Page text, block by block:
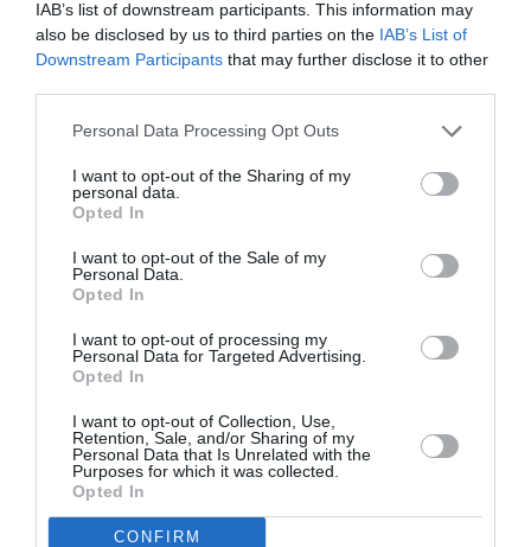
IAB’s list of downstream participants. This information may
also be disclosed by us to third parties on the IAB’s List of
Downstream Participants that may further disclose it to other
Personal Data Processing Opt Outs
I want to opt-out of the Sharing of my
personal data.
Opted In
I want to opt-out of the Sale of my
Personal Data.
Opted In
I want to opt-out of processing my
Personal Data for Targeted Advertising.
Opted In
I want to opt-out of Collection, Use,
Retention, Sale, and/or Sharing of my
Personal Data that Is Unrelated with the
Purposes for which it was collected.
Opted In
CONFIRM